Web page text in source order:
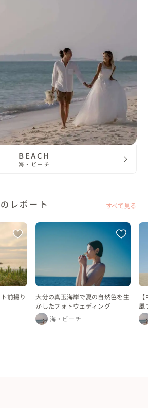
BEACH
海・ビーチ
レポート すべて見る
前撮り
大分の真玉海岸で夏の自然色を生
かしたフォトウェディング
海・ビーチ
風